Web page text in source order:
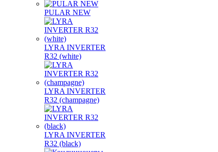
PULAR NEW
LYRA INVERTER
R32 (white)
LYRA INVERTER
R32 (champagne)
LYRA INVERTER
R32 (black)